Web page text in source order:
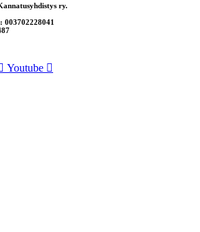
ry.
003702228041
Youtube